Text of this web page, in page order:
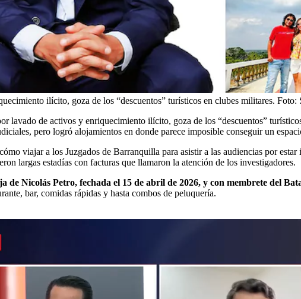
ilícito, goza de los “descuentos” turísticos en clubes militares. Foto:
lavado de activos y enriquecimiento ilícito, goza de los “descuentos”
pero logró alojamientos en donde parece imposible conseguir un
viajar a los Juzgados de Barranquilla para asistir a las audiencias por
largas estadías con facturas que llamaron la atención de los investigadores.
Nicolás Petro, fechada el 15 de abril de 2026, y con membrete del
bar, comidas rápidas y hasta combos de peluquería.